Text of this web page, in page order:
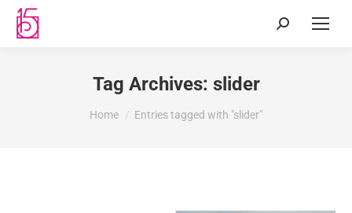
Tag Archives: slider
You are here:
Home Entries tagged with "slider"